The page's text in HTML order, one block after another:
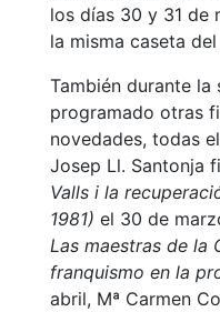
los días 30 y 31 de
la misma caseta
También durante la
programado otras
novedades, todas
Josep Ll. Santonja
Valls i la
1981) el 30 de
Las maestras de la
franquismo en la
abril, Mª Carmen